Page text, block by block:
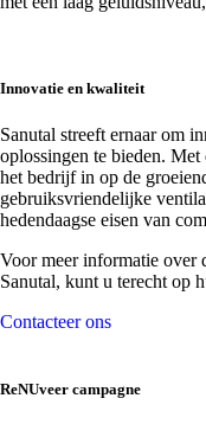
Innovatie en kwaliteit
Sanutal streeft ernaar om
oplossingen te bieden.
het bedrijf in op de
gebruiksvriendelijke
hedendaagse eisen van
Voor meer informatie over
Sanutal, kunt u terecht op
Contacteer ons
ReNUveer campagne